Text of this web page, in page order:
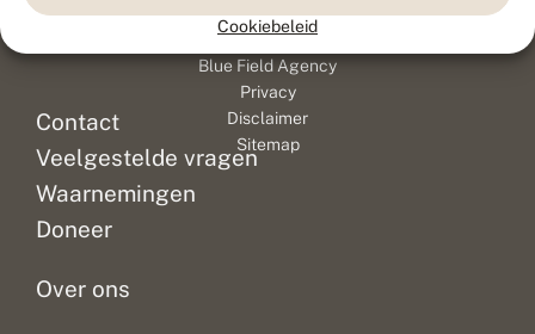
Cookiebeleid
Contact
Veelgestelde vragen
Waarnemingen
Doneer
Over ons
Meld waarnemingen
© 2026 Vlinderstichting
Duurzaam ontwikkeld doorGo2People
Blue Field Agency
Privacy
Disclaimer
Sitemap